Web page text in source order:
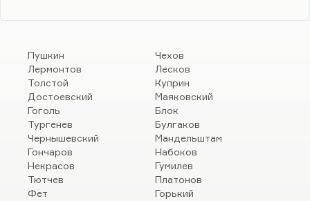
Пушкин
Лермонтов
Толстой
Достоевский
Гоголь
Тургенев
Чернышевский
Гончаров
Некрасов
Тютчев
Фет
Чехов
Лесков
Куприн
Маяковский
Блок
Булгаков
Мандельштам
Набоков
Гумилев
Платонов
Горький